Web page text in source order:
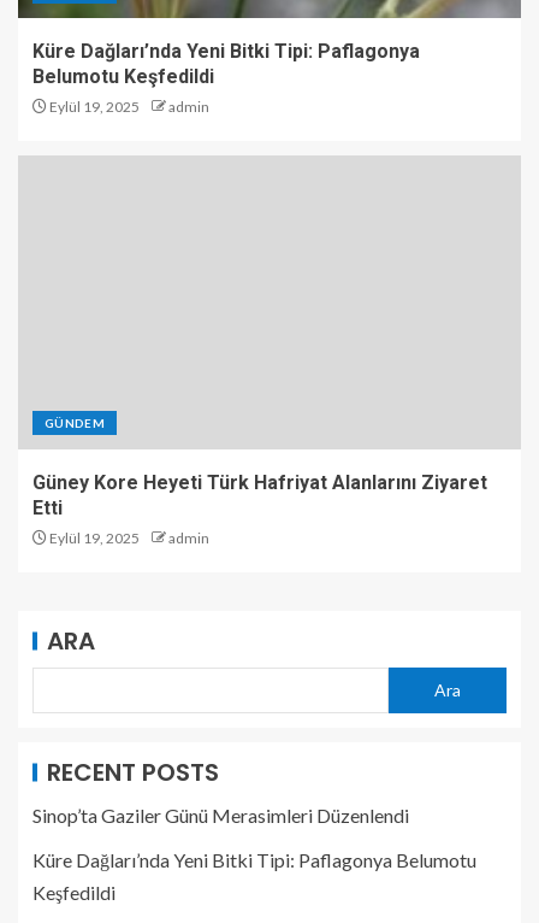
Küre Dağları’nda Yeni Bitki Tipi: Paflagonya
Belumotu Keşfedildi
Eylül 19, 2025 admin
GÜNDEM
Güney Kore Heyeti Türk Hafriyat Alanlarını Ziyaret
Etti
Eylül 19, 2025 admin
ARA
Ara
RECENT POSTS
Sinop’ta Gaziler Günü Merasimleri Düzenlendi
Küre Dağları’nda Yeni Bitki Tipi: Paflagonya Belumotu
Keşfedildi